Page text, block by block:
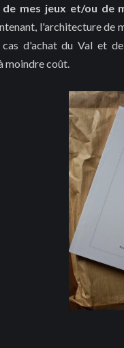
mes jeux et/ou de
l'architecture de
d'achat du Val et
moindre coût.